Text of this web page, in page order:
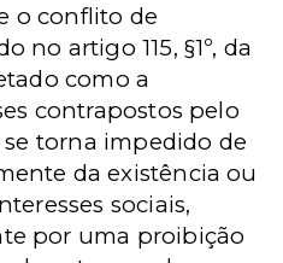
o conflito de
no artigo 115, §1º, da
como a
contrapostos pelo
torna impedido de
da existência ou
sociais,
por uma proibição